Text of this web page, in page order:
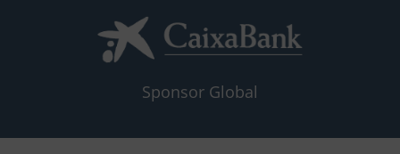
Sponsor Global